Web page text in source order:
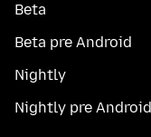
Beta
Beta pre Android
Nightly
Nightly pre Android